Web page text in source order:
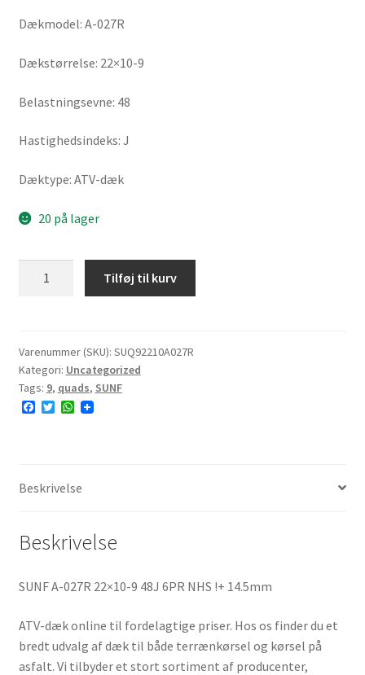
Dækmodel: A-027R
Dækstørrelse: 22×10-9
Belastningsevne: 48
Hastighedsindeks: J
Dæktype: ATV-dæk
20 på lager
9
6PR
NHS
antal
Tilføj til kurv
Varenummer (SKU): SUQ92210A027R
Kategori: Uncategorized
Tags: 9, quads, SUNF
F
o
k
T
r
W
p
p
Beskrivelse
Beskrivelse
SUNF A-027R 22×10-9 48J 6PR NHS !+ 14.5mm
ATV-dæk online til fordelagtige priser. Hos os finder du et
bredt udvalg af dæk til både terrænkørsel og kørsel på
asfalt. Vi tilbyder et stort sortiment af producenter,